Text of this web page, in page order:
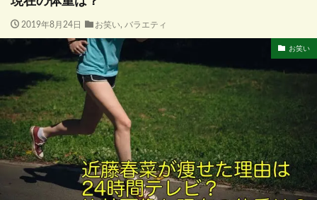
2019年8月24日 お笑い, バラエティ
お笑い